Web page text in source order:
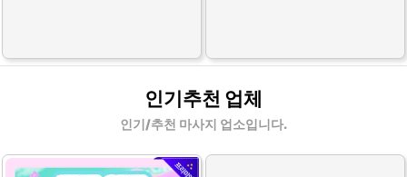
인기추천 업체
인기/추천 마사지 업소입니다.